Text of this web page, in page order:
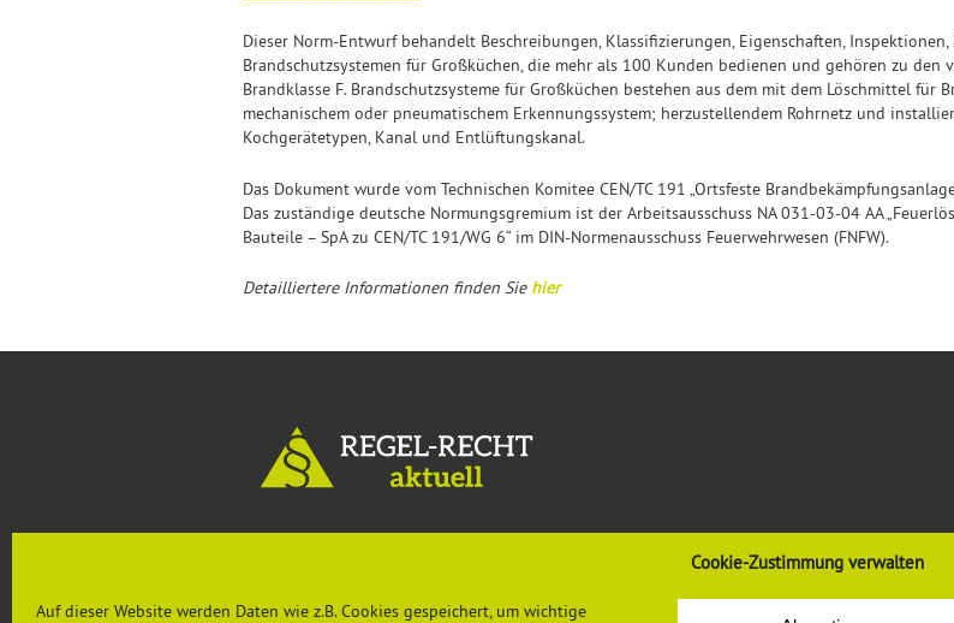
Cookie-Zustimmung verwalten
Auf dieser Website werden Daten wie z.B. Cookies gespeichert, um wichtige
Dieser Norm-Entwurf behandelt Beschreibungen, Klassifizierungen, Eigenschaften,
Brandschutzsystemen für Großküchen, die mehr als 100 Kunden bedienen und gehören zu den
Brandklasse F. Brandschutzsysteme für Großküchen bestehen aus dem mit dem Löschmittel für
mechanischem oder pneumatischem Erkennungssystem; herzustellendem Rohrnetz und
Kochgerätetypen, Kanal und Entlüftungskanal.
Das Dokument wurde vom Technischen Komitee CEN/TC 191 „Ortsfeste
Das zuständige deutsche Normungsgremium ist der Arbeitsausschuss NA 031-03-04 AA
Bauteile – SpA zu CEN/TC 191/WG 6“ im DIN-Normenausschuss Feuerwehrwesen (FNFW).
Detailliertere Informationen finden Sie hier
Aktuelles
VORSCHRIFTEN & REGELWERK
Gesetze, Verordnungen, Regeln